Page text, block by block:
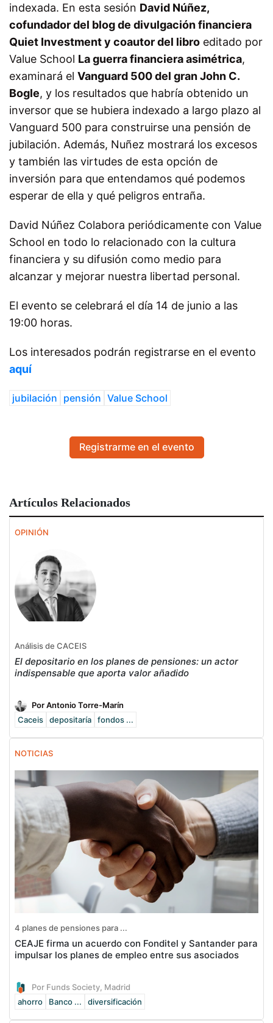
indexada. En esta sesión David Núñez,
cofundador del blog de divulgación financiera
Quiet Investment y coautor del libro editado por
Value School La guerra financiera asimétrica,
examinará el Vanguard 500 del gran John C.
Bogle, y los resultados que habría obtenido un
inversor que se hubiera indexado a largo plazo al
Vanguard 500 para construirse una pensión de
jubilación. Además, Nuñez mostrará los excesos
y también las virtudes de esta opción de
inversión para que entendamos qué podemos
esperar de ella y qué peligros entraña.
David Núñez Colabora periódicamente con Value
School en todo lo relacionado con la cultura
financiera y su difusión como medio para
alcanzar y mejorar nuestra libertad personal.
El evento se celebrará el día 14 de junio a las
19:00 horas.
Los interesados podrán registrarse en el evento
aquí
jubilación pensión Value School
Registrarme en el evento
Artículos Relacionados
OPINIÓN
Análisis de CACEIS
El depositario en los planes de pensiones: un actor
indispensable que aporta valor añadido
Por Antonio Torre-Marín
Caceis
depositaría fondos ...
NOTICIAS
4 planes de pensiones para ...
CEAJE firma un acuerdo con Fonditel y Santander para
impulsar los planes de empleo entre sus asociados
Por Funds Society, Madrid
ahorro
Banco ... diversificación